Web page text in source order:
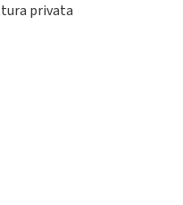
privata